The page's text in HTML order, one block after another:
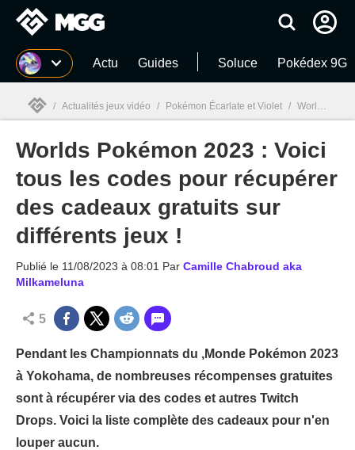
MGG Actu Guides Soluce Pokédex 9G
MGG
/ Actualités jeux vidéo / Pokémon Écarlate et Violet / Worlds Pokémon 2023 : Voici tous les codes pour récupérer des cadeaux gratuits sur différents jeux !
Worlds Pokémon 2023 : Voici
tous les codes pour récupérer
des cadeaux gratuits sur
différents jeux !
Publié le 11/08/2023 à 08:01 Par Camille Chabroud aka
Milkameluna
5
Pendant les Championnats du ,Monde Pokémon 2023
à Yokohama, de nombreuses récompenses gratuites
sont à récupérer via des codes et autres Twitch
Drops. Voici la liste complète des cadeaux pour n'en
louper aucun.